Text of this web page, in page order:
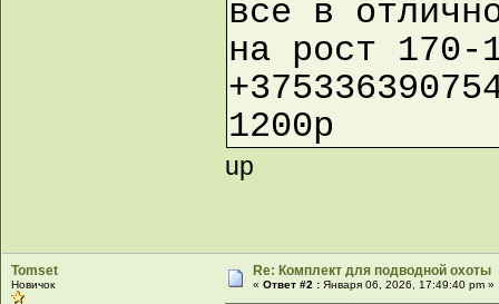
все в
на рост 170-
1200р
up
Tomset
Новичок
Re: Комплект для подводной охоты
«Ответ #2 : Января 06, 2026, 17:49:40 pm »